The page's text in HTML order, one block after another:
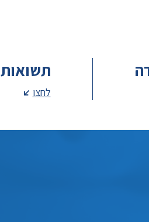
תשואות
לחצו